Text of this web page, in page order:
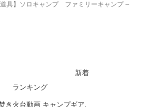
具】ソロキャンプ ファミリーキャンプ –
新着
ランキング
き火台動画 キャンプギア.